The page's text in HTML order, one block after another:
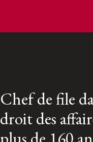
Chef de file
droit des